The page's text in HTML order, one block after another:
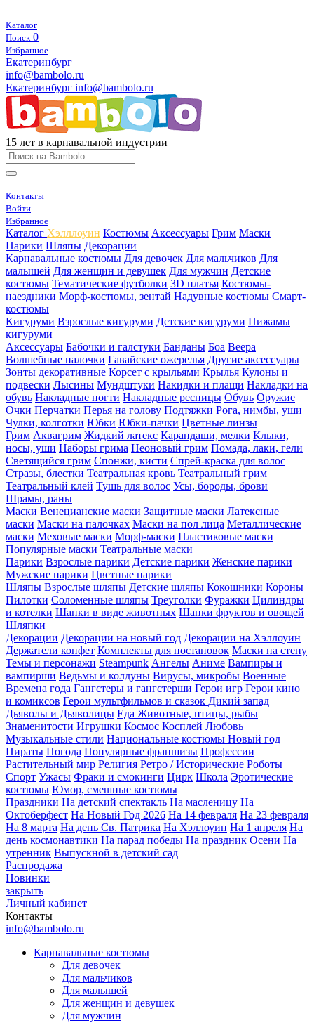
Каталог
Поиск 0
Избранное
Екатеринбург
info@bambolo.ru
Екатеринбург info@bambolo.ru
15 лет в карнавальной индустрии
Контакты
Войти
Избранное
Каталог Хэлллоуин Костюмы Аксессуары Грим Маски
Парики Шляпы Декорации
Карнавальные костюмы Для девочек Для мальчиков Для
малышей Для женщин и девушек Для мужчин Детские
костюмы Тематические футболки 3D платья Костюмы-
наездники Морф-костюмы, зентай Надувные костюмы Смарт-
костюмы
Кигуруми Взрослые кигуруми Детские кигуруми Пижамы
кигуруми
Аксессуары Бабочки и галстуки Банданы Боа Веера
Волшебные палочки Гавайские ожерелья Другие аксессуары
Зонты декоративные Корсет с крыльями Крылья Кулоны и
подвески Лысины Мундштуки Накидки и плащи Накладки на
обувь Накладные ногти Накладные ресницы Обувь Оружие
Очки Перчатки Перья на голову Подтяжки Рога, нимбы, уши
Чулки, колготки Юбки Юбки-пачки Цветные линзы
Грим Аквагрим Жидкий латекс Карандаши, мелки Клыки,
носы, уши Наборы грима Неоновый грим Помада, лаки, гели
Светящийся грим Спонжи, кисти Спрей-краска для волос
Стразы, блестки Театральная кровь Театральный грим
Театральный клей Тушь для волос Усы, бороды, брови
Шрамы, раны
Маски Венецианские маски Защитные маски Латексные
маски Маски на палочках Маски на пол лица Металлические
маски Меховые маски Морф-маски Пластиковые маски
Популярные маски Театральные маски
Парики Взрослые парики Детские парики Женские парики
Мужские парики Цветные парики
Шляпы Взрослые шляпы Детские шляпы Кокошники Короны
Пилотки Соломенные шляпы Треуголки Фуражки Цилиндры
и котелки Шапки в виде животных Шапки фруктов и овощей
Шляпки
Декорации Декорации на новый год Декорации на Хэллоуин
Держатели конфет Комплекты для постановок Маски на стену
Темы и персонажи Steampunk Ангелы Аниме Вампиры и
вампирши Ведьмы и колдуны Вирусы, микробы Военные
Времена года Гангстеры и гангстерши Герои игр Герои кино
и комиксов Герои мультфильмов и сказок Дикий запад
Дьяволы и Дьяволицы Еда Животные, птицы, рыбы
Знаменитости Игрушки Космос Косплей Любовь
Музыкальные стили Национальные костюмы Новый год
Пираты Погода Популярные франшизы Профессии
Растительный мир Религия Ретро / Исторические Роботы
Спорт Ужасы Фраки и смокинги Цирк Школа Эротические
костюмы Юмор, смешные костюмы
Праздники На детский спектакль На масленицу На
Октоберфест На Новый Год 2026 На 14 февраля На 23 февраля
На 8 марта На день Св. Патрика На Хэллоуин На 1 апреля На
день космонавтики На парад победы На праздник Осени На
утренник Выпускной в детский сад
Распродажа
Новинки
закрыть
Личный кабинет
Контакты
info@bambolo.ru
Карнавальные костюмы
Для девочек
Для мальчиков
Для малышей
Для женщин и девушек
Для мужчин